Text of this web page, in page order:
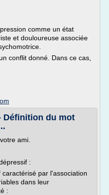
comme un état
et douloureuse associée
conflit donné. Dans ce cas,
Définition du mot
ami.
:
par l'association
dans leur
: